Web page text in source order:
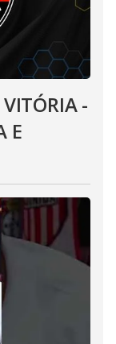
-
E